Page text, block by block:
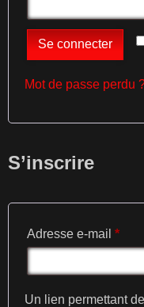
Se connecter
Mot de passe perdu
S’inscrire
Adresse e-mail *
Un lien permettant